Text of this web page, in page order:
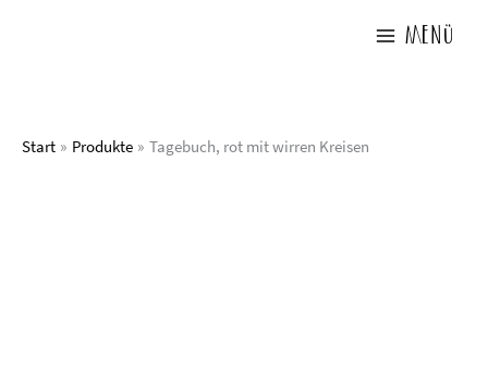
Menü
Start Produkte Tagebuch, rot mit wirren Kreisen